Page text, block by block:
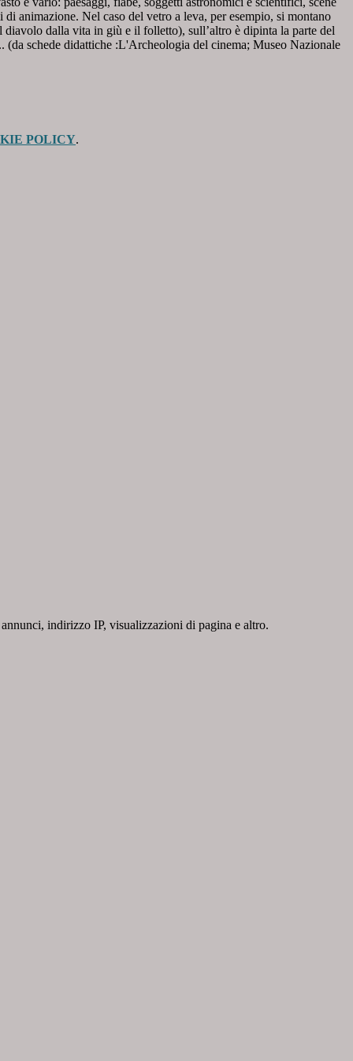
animazione. Nel caso del vetro a leva, per esempio, si montano
dalla vita in giù e il folletto), sull’altro è dipinta la parte del
(da schede didattiche :L'Archeologia del cinema; Museo Nazionale
POLICY.
indirizzo IP, visualizzazioni di pagina e altro.